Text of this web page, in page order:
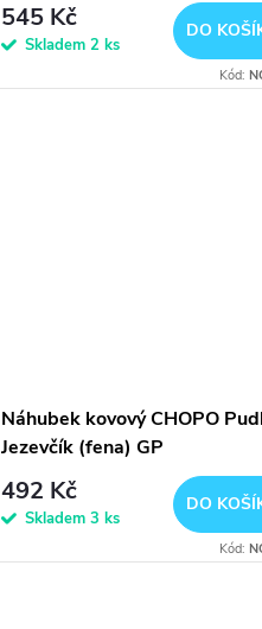
545 Kč
Skladem 2 ks
DO
Kód:
Náhubek kovový CHOPO
Jezevčík (fena) GP
492 Kč
Skladem 3 ks
DO
Kód: